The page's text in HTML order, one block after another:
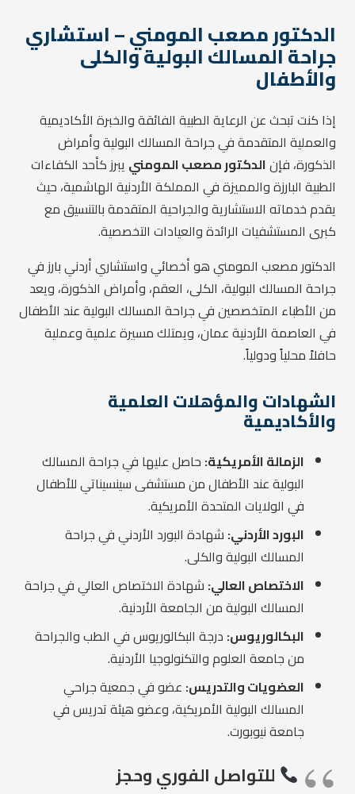
الدكتور مصعب المومني – استشاري
جراحة المسالك البولية والكلى
والأطفال
إذا كنت تبحث عن الرعاية الطبية الفائقة والخبرة الأكاديمية
والعملية المتقدمة في جراحة المسالك البولية وأمراض
الذكورة، فإنالدكتور مصعب المومني يبرز كأحد الكفاءات
الطبية البارزة والمميزة في المملكة الأردنية الهاشمية، حيث
يقدم خدماته الاستشارية والجراحية المتقدمة بالتنسيق مع
كبرى المستشفيات الرائدة والعيادات التخصصية.
الدكتور مصعب المومني هو أخصائي واستشاري أردني بارز في
جراحة المسالك البولية، الكلى، العقم، وأمراض الذكورة، ويعد
من الأطباء المتخصصين في جراحة المسالك البولية عند الأطفال
في العاصمة الأردنية عمان، ويمتلك مسيرة علمية وعملية
حافلاً محلياً ودولياً.
الشهادات والمؤهلات العلمية
والأكاديمية
الزمالة الأمريكية: حاصل عليها في جراحة المسالك
البولية عند الأطفال من مستشفى سينسيناتي للأطفال
في الولايات المتحدة الأمريكية.
البورد الأردني: شهادة البورد الأردني في جراحة
المسالك البولية والكلى.
الاختصاص العالي: شهادة الاختصاص العالي في جراحة
المسالك البولية من الجامعة الأردنية.
البكالوريوس: درجة البكالوريوس في الطب والجراحة
من جامعة العلوم والتكنولوجيا الأردنية.
العضويات والتدريس: عضو في جمعية جراحي
المسالك البولية الأمريكية، وعضو هيئة تدريس في
جامعة نيوبورت.
للتواصل الفوري وحجز